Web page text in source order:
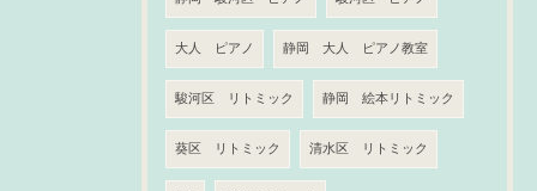
大人 ピアノ 静岡 大人 ピアノ教室
駿河区 リトミック 静岡 絵本リトミック
葵区 リトミック 清水区 リトミック